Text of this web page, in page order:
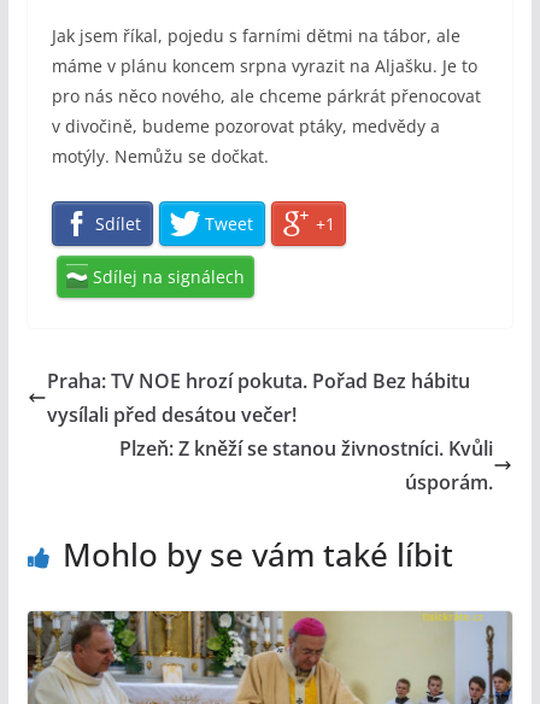
Jak jsem říkal, pojedu s farními dětmi na tábor, ale
máme v plánu koncem srpna vyrazit na Aljašku. Je to
pro nás něco nového, ale chceme párkrát přenocovat
v divočině, budeme pozorovat ptáky, medvědy a
motýly. Nemůžu se dočkat.
Sdílet Tweet +1
Sdílej na signálech
Praha: TV NOE hrozí pokuta. Pořad Bez hábitu
vysílali před desátou večer!
Plzeň: Z kněží se stanou živnostníci. Kvůli
úsporám.
Mohlo by se vám také líbit